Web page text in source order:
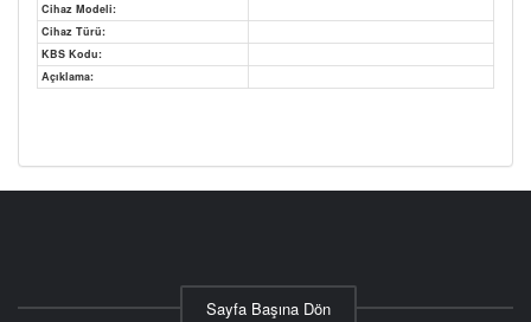
Cihaz Modeli:
Cihaz Türü:
KBS Kodu:
Açıklama:
Sayfa Başına Dön